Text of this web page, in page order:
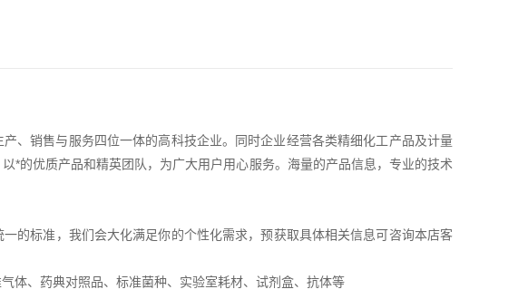
、销售与服务四位一体的高科技企业。同时企业经营各类精细化工产品及计量
*的优质产品和精英团队，为广大用户用心服务。海量的产品信息，专业的技术
的标准，我们会大化满足你的个性化需求，预获取具体相关信息可咨询本店客
体、药典对照品、标准菌种、实验室耗材、试剂盒、抗体等